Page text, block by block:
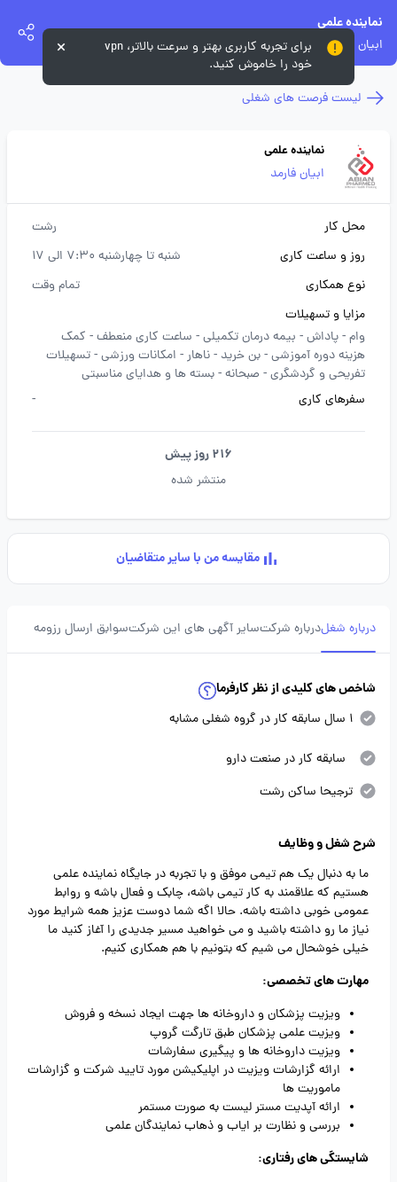
نماینده علمی
ابیان فارمد
لیست فرصت های شغلی
نماینده علمی
ابیان فارمد
محل کار
رشت
روز و ساعت کاری
شنبه تا چهارشنبه 7:30 الی 17
نوع همکاری
تمام وقت
مزایا و تسهیلات
وام -پاداش - بیمه درمان تکمیلی - ساعت کاری منعطف - کمک
هزینه دوره آموزشی -بن خرید -ناهار - امکانات ورزشی -تسهیلات
تفریحی و گردشگری - صبحانه -بسته ها و هدایای مناسبتی
سفرهای کاری
-
216 روز پیش
منتشر شده
مقایسه من با سایر متقاضیان
درباره شغلدرباره شرکتسایر آگهی های این شرکتسوابق ارسال رزومه
شاخص های کلیدی از نظر کارفرما
1 سال سابقه کار در گروه شغلی مشابه
سابقه کار در صنعت دارو
ترجیحا ساکن رشت
شرح شغل و وظایف
ما به دنبال یک هم تیمی موفق و با تجربه در جایگاه نماینده علمی
هستیم که علاقمند به کار تیمی باشه، چابک و فعال باشه و روابط
عمومی خوبی داشته باشه. حالا اگه شما دوست عزیز همه شرایط مورد
نیاز ما رو داشته باشید و می خواهید مسیر جدیدی را آغاز کنید ما
خیلی خوشحال می شیم که بتونیم با هم همکاری کنیم.
مهارت های تخصصی:
ویزیت پزشکان و داروخانه ها جهت ایجاد نسخه و فروش
ویزیت علمی پزشکان طبق تارگت گروپ
ویزیت داروخانه ها و پیگیری سفارشات
ارائه گزارشات ویزیت در اپلیکیشن مورد تایید شرکت و گزارشات
ماموریت ها
ارائه آپدیت مستر لیست به صورت مستمر
بررسی و نظارت بر ایاب و ذهاب نمایندگان علمی
شایستگی های رفتاری:
برای تجربه کاربری بهتر و سرعت بالاتر، vpn
خود را خاموش کنید.